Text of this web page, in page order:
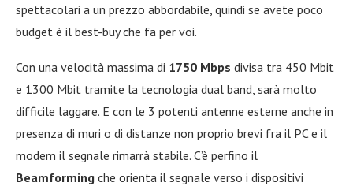
spettacolari a un prezzo abbordabile, quindi se avete poco
budget è il best-buy che fa per voi.
Con una velocità massima di 1750 Mbps divisa tra 450 Mbit
e 1300 Mbit tramite la tecnologia dual band, sarà molto
difficile laggare. E con le 3 potenti antenne esterne anche in
presenza di muri o di distanze non proprio brevi fra il PC e il
modem il segnale rimarrà stabile. C’è perfino il
Beamforming che orienta il segnale verso i dispositivi